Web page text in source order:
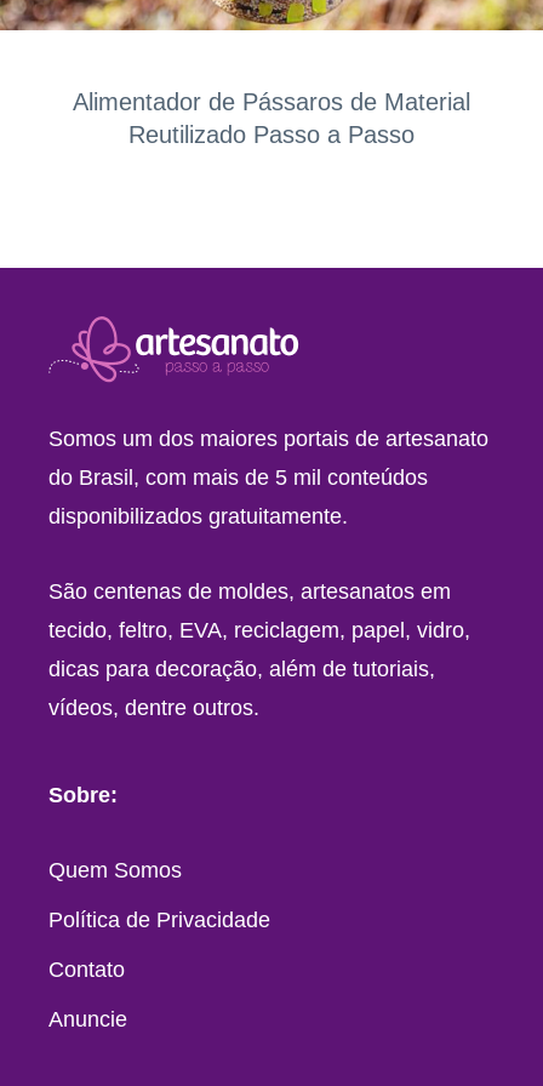
Alimentador de Pássaros de Material
Reutilizado Passo a Passo
Somos um dos maiores portais de artesanato
do Brasil, com mais de 5 mil conteúdos
disponibilizados gratuitamente.
São centenas de moldes, artesanatos em
tecido, feltro, EVA, reciclagem, papel, vidro,
dicas para decoração, além de tutoriais,
vídeos, dentre outros.
Sobre:
Quem Somos
Política de Privacidade
Contato
Anuncie